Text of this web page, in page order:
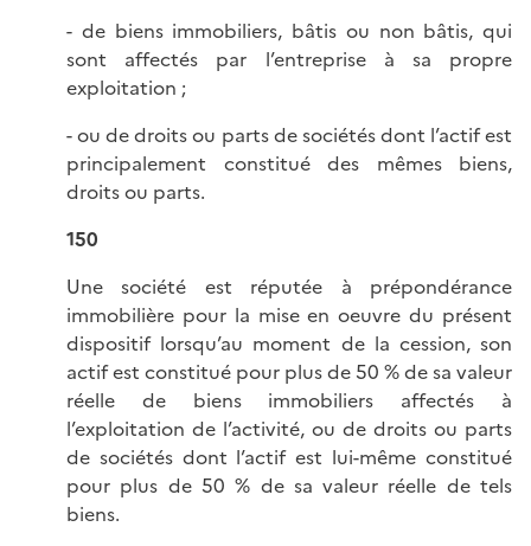
- de biens immobiliers, bâtis ou non bâtis, qui
sont affectés par l’entreprise à sa propre
exploitation ;
- ou de droits ou parts de sociétés dont l’actif est
principalement constitué des mêmes biens,
droits ou parts.
150
Une société est réputée à prépondérance
immobilière pour la mise en oeuvre du présent
dispositif lorsqu’au moment de la cession, son
actif est constitué pour plus de 50 % de sa valeur
réelle de biens immobiliers affectés à
l’exploitation de l’activité, ou de droits ou parts
de sociétés dont l’actif est lui-même constitué
pour plus de 50 % de sa valeur réelle de tels
biens.